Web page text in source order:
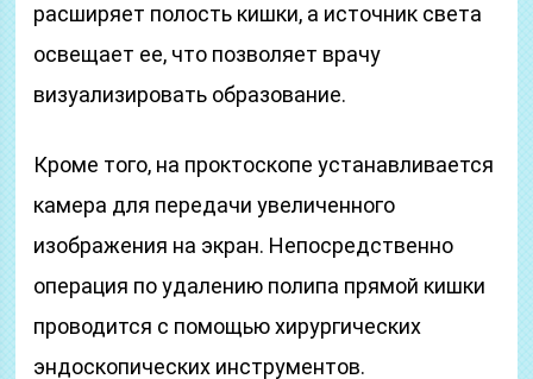
расширяет полость кишки, а источник света
освещает ее, что позволяет врачу
визуализировать образование.
Кроме того, на проктоскопе устанавливается
камера для передачи увеличенного
изображения на экран. Непосредственно
операция по удалению полипа прямой кишки
проводится с помощью хирургических
эндоскопических инструментов.